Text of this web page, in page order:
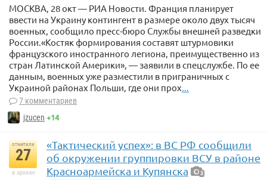
МОСКВА, 28 окт — РИА Новости. Франция планирует
ввести на Украину контингент в размере около двух тысяч
военных, сообщило пресс-бюро Службы внешней разведки
России.«Костяк формирования составят штурмовики
французского иностранного легиона, преимущественно из
стран Латинской Америки», — заявили в спецслужбе. По ее
данным, военных уже разместили в приграничных с
Украиной районах Польши, где они прох...
7 комментариев
jzucen +14
отметили
27
в архиве
«Тактический успех»: в ВС РФ сообщили
об окружении группировки ВСУ в районе
Красноармейска и Купянска
3